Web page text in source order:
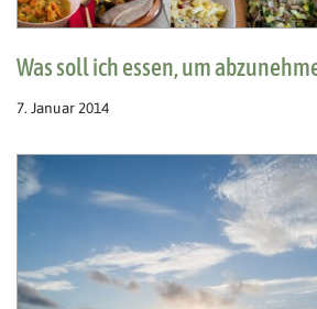
Was soll ich essen, um
7. Januar 2014